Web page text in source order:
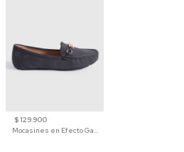
$ 129.900
Mocasines en Efecto Gamuzado Para Mujer